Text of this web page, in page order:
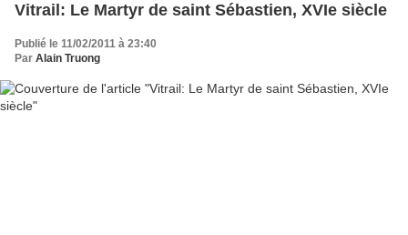
Vitrail: Le Martyr de saint Sébastien, XVIe siècle
Publié le 11/02/2011 à 23:40
Par Alain Truong